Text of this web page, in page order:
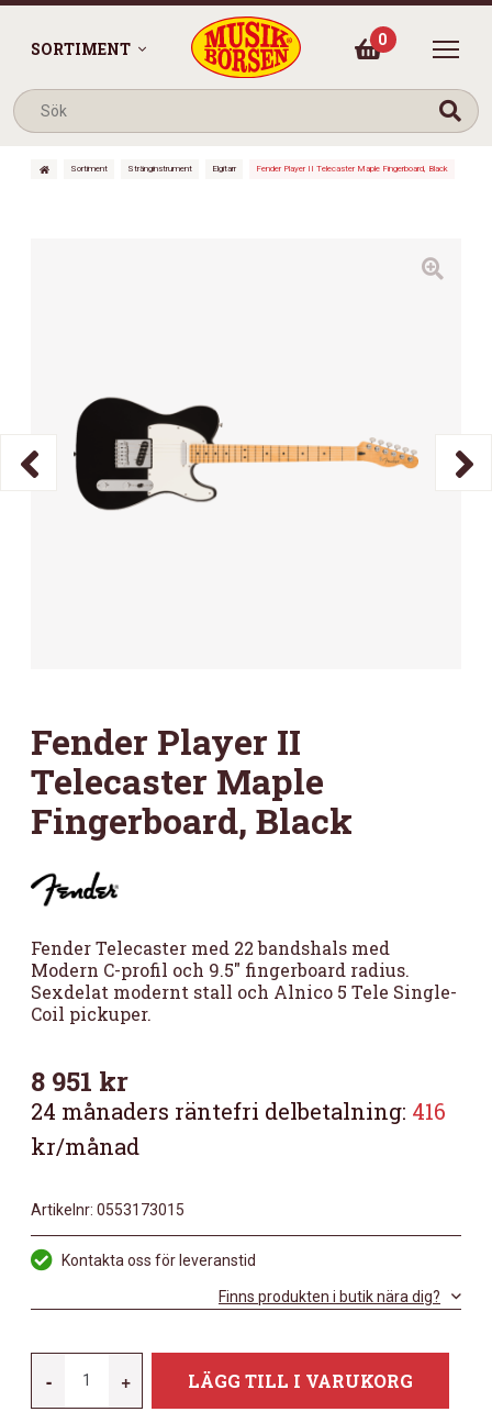
SORTIMENT 0
Sortiment Stränginstrument Elgitarr Fender Player II Telecaster Maple Fingerboard, Black
Fender Player II
Telecaster Maple
Fingerboard, Black
Fender Telecaster med 22 bandshals med
Modern C-profil och 9.5″ fingerboard radius.
Sexdelat modernt stall och Alnico 5 Tele Single-
Coil pickuper.
8 951 kr
24 månaders räntefri delbetalning: 416
kr/månad
Artikelnr: 0553173015
Kontakta oss för leveranstid
Finns produkten i butik nära dig?
-
PLAYER
+ LÄGG TILL I VARUKORG